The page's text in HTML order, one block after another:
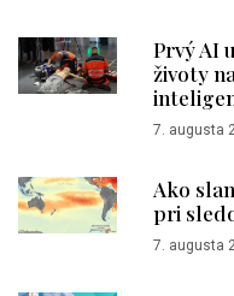
Prvý AI
životy
7. augusta
Ako
pri
7. augusta